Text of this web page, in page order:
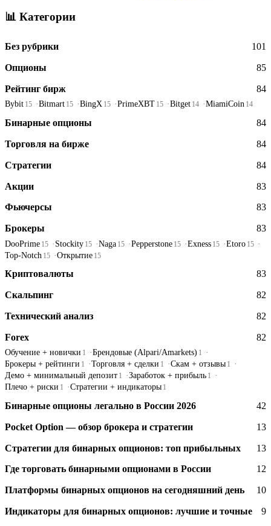
📊 Категории
Без рубрики 101
Опционы 85
Рейтинг бирж 84
Bybit 15 Bitmart 15 BingX 15 PrimeXBT 15 Bitget 14 MiamiCoin 14
Бинарные опционы 84
Торговля на бирже 84
Стратегии 84
Акции 83
Фьючерсы 83
Брокеры 83
DooPrime 15 Stockity 15 Naga 15 Pepperstone 15 Exness 15 Etoro 15
Top-Notch 15 Открытие 15
Криптовалюты 83
Скальпинг 82
Технический анализ 82
Forex 82
Обучение + новички 1 Брендовые (Alpari/Amarkets) 1
Брокеры + рейтинги 1 Торговля + сделки 1 Скам + отзывы 1
Демо + минимальный депозит 1 Заработок + прибыль 1
Плечо + риски 1 Стратегии + индикаторы 1
Бинарные опционы легально в России 2026 42
Pocket Option — обзор брокера и стратегии 13
Стратегии для бинарных опционов: топ прибыльных 13
Где торговать бинарными опционами в России 12
Платформы бинарных опционов на сегодняшний день 10
Индикаторы для бинарных опционов: лучшие и точные 9